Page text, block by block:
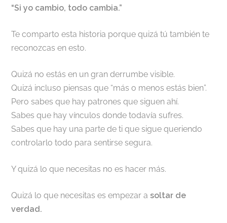
“Si yo cambio, todo cambia.”
Te comparto esta historia porque quizá tú también te
reconozcas en esto.
Quizá no estás en un gran derrumbe visible.
Quizá incluso piensas que “más o menos estás bien”.
Pero sabes que hay patrones que siguen ahí.
Sabes que hay vínculos donde todavía sufres.
Sabes que hay una parte de ti que sigue queriendo
controlarlo todo para sentirse segura.
Y quizá lo que necesitas no es hacer más.
Quizá lo que necesitas es empezar a soltar de
verdad.